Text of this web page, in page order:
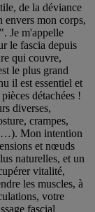
de la déviance
envers mon corps,
Je m'appelle
le fascia depuis
qui couvre,
le plus grand
il est essentiel et
détachées !
diverses,
crampes,
Mon intention
et nœuds
naturelles, et un
vitalité,
les muscles, à
votre
fascial